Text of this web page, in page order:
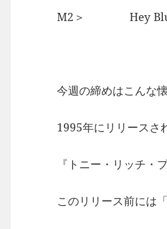
M2＞ Hey Blue /
今週の締めはこんな
1995年にリリースさ
『トニー・リッチ・
このリリース前には